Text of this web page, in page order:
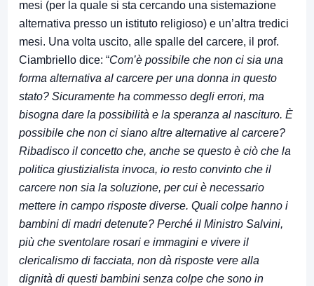
mesi (per la quale si sta cercando una sistemazione
alternativa presso un istituto religioso) e un’altra tredici
mesi. Una volta uscito, alle spalle del carcere, il prof.
Ciambriello dice: “Com’è possibile che non ci sia una
forma alternativa al carcere per una donna in questo
stato? Sicuramente ha commesso degli errori, ma
bisogna dare la possibilità e la speranza al nascituro. È
possibile che non ci siano altre alternative al carcere?
Ribadisco il concetto che, anche se questo è ciò che la
politica giustizialista invoca, io resto convinto che il
carcere non sia la soluzione, per cui è necessario
mettere in campo risposte diverse. Quali colpe hanno i
bambini di madri detenute? Perché il Ministro Salvini,
più che sventolare rosari e immagini e vivere il
clericalismo di facciata, non dà risposte vere alla
dignità di questi bambini senza colpe che sono in